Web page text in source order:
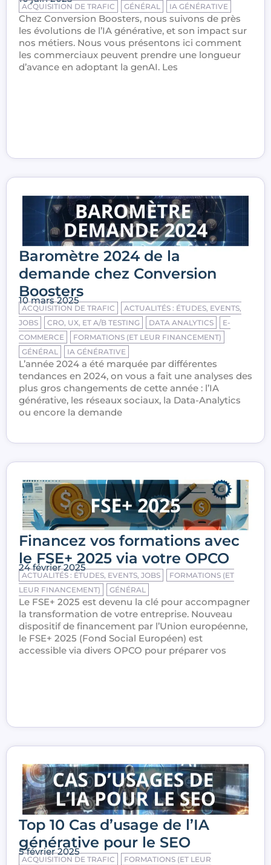
ACQUISITION DE TRAFIC GÉNÉRAL IA GÉNÉRATIVE
Chez Conversion Boosters, nous suivons de près
les évolutions de l’IA générative, et son impact sur
nos métiers. Nous vous présentons ici comment
les commerciaux peuvent prendre une longueur
d’avance en adoptant la genAI. Les
Baromètre 2024 de la
demande chez Conversion
Boosters
10 mars 2025
ACQUISITION DE TRAFIC
ACTUALITÉS : ÉTUDES, EVENTS,
JOBS
CRO, UX, ET A/B TESTING DATA ANALYTICS
E-
COMMERCE
FORMATIONS (ET LEUR FINANCEMENT)
GÉNÉRAL
IA GÉNÉRATIVE
L’année 2024 a été marquée par différentes
tendances en 2024, on vous a fait une analyses des
plus gros changements de cette année : l’IA
générative, les réseaux sociaux, la Data-Analytics
ou encore la demande
Financez vos formations avec
le FSE+ 2025 via votre OPCO
24 février 2025
ACTUALITÉS : ÉTUDES, EVENTS, JOBS
FORMATIONS (ET
LEUR FINANCEMENT)
GÉNÉRAL
Le FSE+ 2025 est devenu la clé pour accompagner
la transformation de votre entreprise. Nouveau
dispositif de financement par l’Union européenne,
le FSE+ 2025 (Fond Social Européen) est
accessible via divers OPCO pour préparer vos
Top 10 Cas d’usage de l’IA
générative pour le SEO
5 février 2025
ACQUISITION DE TRAFIC
FORMATIONS (ET LEUR